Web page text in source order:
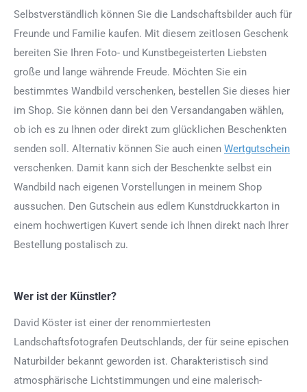
Selbstverständlich können Sie die Landschaftsbilder auch für
Freunde und Familie kaufen. Mit diesem zeitlosen Geschenk
bereiten Sie Ihren Foto- und Kunstbegeisterten Liebsten
große und lange währende Freude. Möchten Sie ein
bestimmtes Wandbild verschenken, bestellen Sie dieses hier
im Shop. Sie können dann bei den Versandangaben wählen,
ob ich es zu Ihnen oder direkt zum glücklichen Beschenkten
senden soll. Alternativ können Sie auch einen Wertgutschein
verschenken. Damit kann sich der Beschenkte selbst ein
Wandbild nach eigenen Vorstellungen in meinem Shop
aussuchen. Den Gutschein aus edlem Kunstdruckkarton in
einem hochwertigen Kuvert sende ich Ihnen direkt nach Ihrer
Bestellung postalisch zu.
Wer ist der Künstler?
David Köster ist einer der renommiertesten
Landschaftsfotografen Deutschlands, der für seine epischen
Naturbilder bekannt geworden ist. Charakteristisch sind
atmosphärische Lichtstimmungen und eine malerisch-